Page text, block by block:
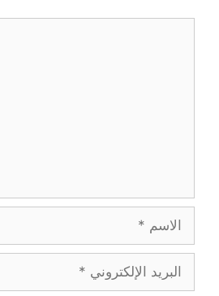
الاسم
البريد
الإلكتروني